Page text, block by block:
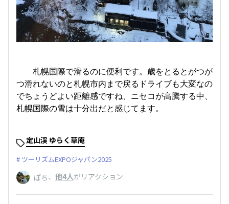
札幌国際で滑るのに便利です。歳をとるとがつが
つ滑れないのと札幌市内まで戻るドライブも大変なの
でちょうどよい距離感ですね、ニセコが高騰する中、
札幌国際の雪は十分出だと感じてます。
定山渓 ゆらく草庵
ツーリズムEXPOジャパン2025
ぽち、 他4人がリアクション